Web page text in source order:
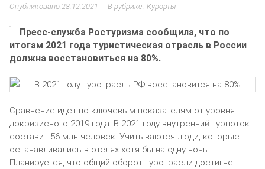
28.12.2021 Курорты
Пресс-служба Ростуризма сообщила, что по
итогам 2021 года туристическая отрасль в России
должна восстановиться на 80%.
Сравнение идет по ключевым показателям от уровня
докризисного 2019 года. В 2021 году внутренний турпоток
составит 56 млн человек. Учитываются люди, которые
останавливались в отелях хотя бы на одну ночь.
Планируется, что общий оборот туротрасли достигнет